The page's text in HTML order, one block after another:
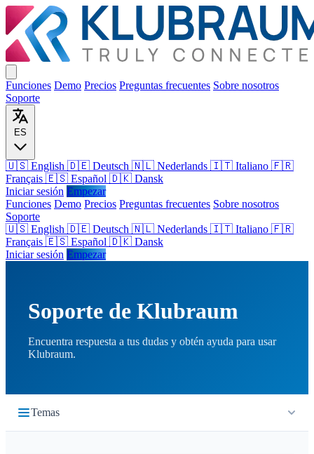
Funciones Demo Precios Preguntas frecuentes Sobre nosotros
Soporte
ES
🇺🇸 English 🇩🇪 Deutsch 🇳🇱 Nederlands 🇮🇹 Italiano 🇫🇷
Français 🇪🇸 Español 🇩🇰 Dansk
Iniciar sesión Empezar
Funciones Demo Precios Preguntas frecuentes Sobre nosotros
Soporte
🇺🇸 English 🇩🇪 Deutsch 🇳🇱 Nederlands 🇮🇹 Italiano 🇫🇷
Français 🇪🇸 Español 🇩🇰 Dansk
Iniciar sesión Empezar
Soporte de Klubraum
Encuentra respuesta a tus dudas y obtén ayuda para usar
Klubraum.
Temas